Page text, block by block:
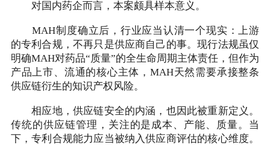
对国内药企而言，本案颇具样本意义。
MAH制度确立后，行业应当认清一个现实：上游
的专利合规，不再只是供应商自己的事。现行法规虽仅
明确MAH对药品“质量”的全生命周期主体责任，但作为
产品上市、流通的核心主体，MAH天然需要承接整条
供应链衍生的知识产权风险。
相应地，供应链安全的内涵，也因此被重新定义。
传统的供应链管理，关注的是成本、产能、质量。当
下，专利合规能力应当被纳入供应商评估的核心维度。